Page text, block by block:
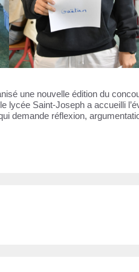
une nouvelle édition du
lycée Saint-Joseph a accueilli
demande réflexion,